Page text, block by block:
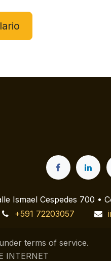
Ismael Cespedes 700 •
+591 72203057
terms of service.
INTERNET